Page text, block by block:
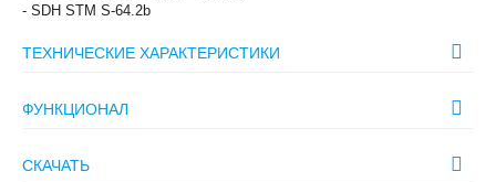
- SDH STM S-64.2b
ТЕХНИЧЕСКИЕ ХАРАКТЕРИСТИКИ
ФУНКЦИОНАЛ
СКАЧАТЬ